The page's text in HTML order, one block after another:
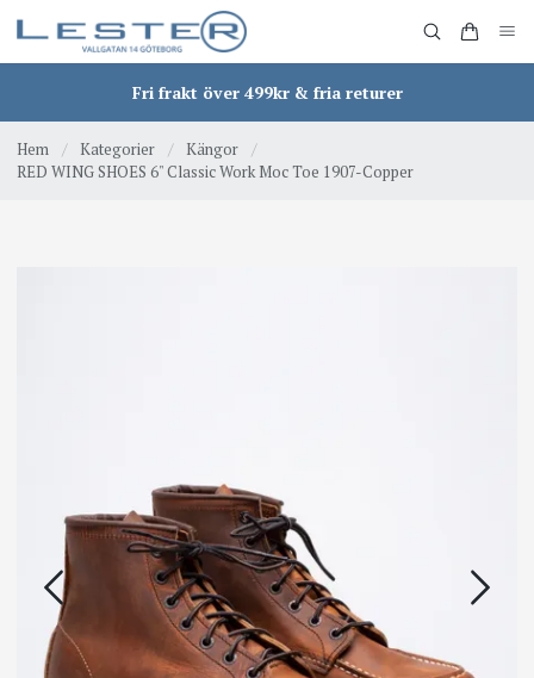
Fri frakt över 499kr & fria returer
Hem / Kategorier / Kängor
/
RED WING SHOES 6" Classic Work Moc Toe 1907-Copper